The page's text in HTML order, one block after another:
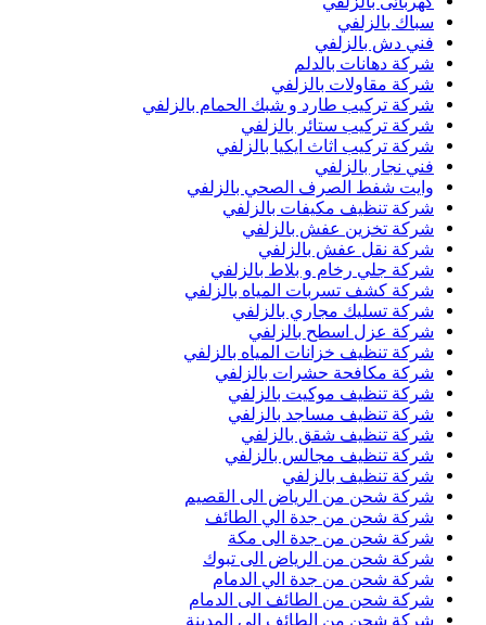
سباك بالزلفي
فني دش بالزلفي
شركة دهانات بالدلم
شركة مقاولات بالزلفي
شركة تركيب طارد و شبك الحمام بالزلفي
شركة تركيب ستائر بالزلفي
شركة تركيب اثاث ايكيا بالزلفي
فني نجار بالزلفي
وايت شفط الصرف الصحي بالزلفي
شركة تنظيف مكيفات بالزلفي
شركة تخزين عفش بالزلفي
شركة نقل عفش بالزلفي
شركة جلي رخام و بلاط بالزلفي
شركة كشف تسربات المياه بالزلفي
شركة تسليك مجاري بالزلفي
شركة عزل اسطح بالزلفي
شركة تنظيف خزانات المياه بالزلفي
شركة مكافحة حشرات بالزلفي
شركة تنظيف موكيت بالزلفي
شركة تنظيف مساجد بالزلفي
شركة تنظيف شقق بالزلفي
شركة تنظيف مجالس بالزلفي
شركة تنظيف بالزلفي
شركة شحن من الرياض الى القصيم
شركة شحن من جدة الي الطائف
شركة شحن من جدة الى مكة
شركة شحن من الرياض الى تبوك
شركة شحن من جدة الي الدمام
شركة شحن من الطائف الى الدمام
شركة شحن من الطائف الي المدينة